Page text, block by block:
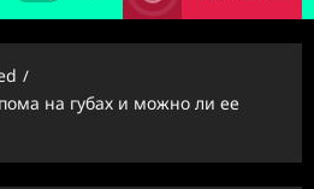
на губах и можно ли ее